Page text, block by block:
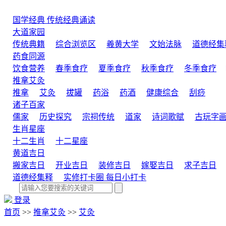
国学经典 传统经典诵读
大道家园
传统典籍
综合浏览区 羲黄大学 文始法脉
道德经集
药食同源
饮食营养
春季食疗 夏季食疗 秋季食疗 冬季食疗
推拿艾灸
推拿
艾灸 拔罐 药浴 药酒 健康综合
刮痧
诸子百家
儒家
历史探究 宗祠传统 道家 诗词歌赋 古玩字画
生肖星座
十二生肖
十二星座
黄道吉日
搬家吉日
开业吉日 装修吉日 嫁娶吉日
求子吉日
道德经集释
实修打卡圈 每日小打卡
登录
首页 >> 推拿艾灸 >> 艾灸